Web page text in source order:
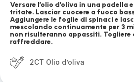
Versare l’olio d’oliva in una padella
tritate. Lasciar cuocere a fuoco
Aggiungere le foglie di spinaci e
mescolando continuamente per 3
non risulteranno appassiti.
raffreddare.
2CT Olio d’oliva